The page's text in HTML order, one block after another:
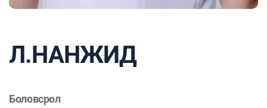
Л.НАНЖИД
Боловсрол